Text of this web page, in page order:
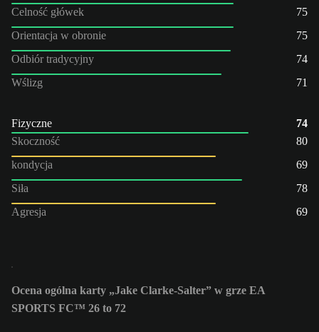
Celność główek
75
Orientacja w obronie
75
Odbiór tradycyjny
74
Wślizg
71
Fizyczne
74
Skoczność
80
kondycja
69
Siła
78
Agresja
69
Ocena ogólna karty „Jake Clarke-Salter” w grze EA
SPORTS FC™ 26 to 72